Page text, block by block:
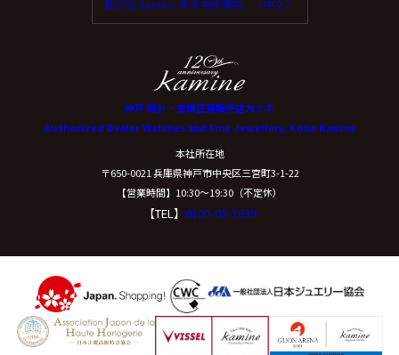
開示等に応ずる窓口は、下記「当社の個人情報の取扱い
に関する苦情、相談等の問合せ先」を参照してくださ
（８）本人が容易に認識できない方法による個
人情報の取得
おりません。
（９）個人情報の安全管理措置について
歡迎在 Kamine 享受免稅購物。（中文）
神戸 時計・宝飾正規販売店カミネ
Authorized Dealer Watches and Fine Jewellery, Kobe Kamine
本社所在地
〒650-0021 兵庫県神戸市中央区三宮町3-1-22
【営業時間】10:30〜19:30（不定休）
【TEL】 0120-02-7039